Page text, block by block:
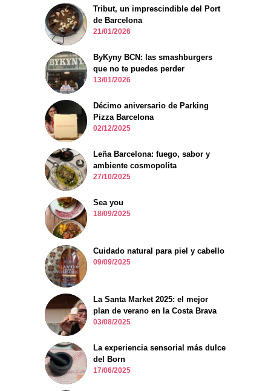
Tribut, un imprescindible del Port
de Barcelona
21/01/2026
ByKyny BCN: las smashburgers
que no te puedes perder
13/01/2026
Décimo aniversario de Parking
Pizza Barcelona
02/12/2025
Leña Barcelona: fuego, sabor y
ambiente cosmopolita
27/10/2025
Sea you
18/09/2025
Cuidado natural para piel y cabello
09/09/2025
La Santa Market 2025: el mejor
plan de verano en la Costa Brava
03/08/2025
La experiencia sensorial más dulce
del Born
17/06/2025